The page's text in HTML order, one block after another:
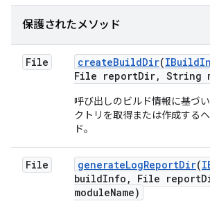
保護されたメソッド
File createBuildDir(IBuild
File reportDir, String
呼び出しのビルド情報に基づ
クトリを取得または作成する
ド。
File generateLogReportDir(
buildInfo , File report
moduleName)